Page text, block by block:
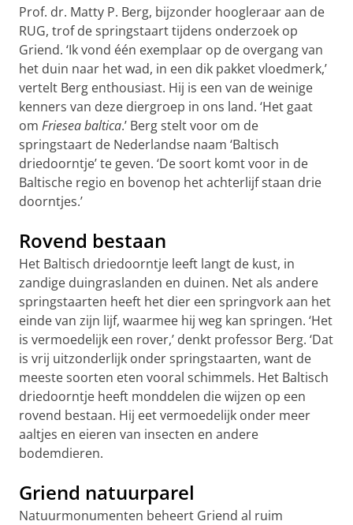
Prof. dr. Matty P. Berg, bijzonder hoogleraar aan de
RUG, trof de springstaart tijdens onderzoek op
Griend. ‘Ik vond één exemplaar op de overgang van
het duin naar het wad, in een dik pakket vloedmerk,’
vertelt Berg enthousiast. Hij is een van de weinige
kenners van deze diergroep in ons land. ‘Het gaat
om Friesea baltica.’ Berg stelt voor om de
springstaart de Nederlandse naam ‘Baltisch
driedoorntje’ te geven. ‘De soort komt voor in de
Baltische regio en bovenop het achterlijf staan drie
doorntjes.’
Rovend bestaan
Het Baltisch driedoorntje leeft langt de kust, in
zandige duingraslanden en duinen. Net als andere
springstaarten heeft het dier een springvork aan het
einde van zijn lijf, waarmee hij weg kan springen. ‘Het
is vermoedelijk een rover,’ denkt professor Berg. ‘Dat
is vrij uitzonderlijk onder springstaarten, want de
meeste soorten eten vooral schimmels. Het Baltisch
driedoorntje heeft monddelen die wijzen op een
rovend bestaan. Hij eet vermoedelijk onder meer
aaltjes en eieren van insecten en andere
bodemdieren.
Griend natuurparel
Natuurmonumenten beheert Griend al ruim